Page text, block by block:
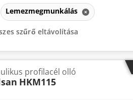
Lemezmegmunkálás
szűrő eltávolítása
profilacél olló
HKM115